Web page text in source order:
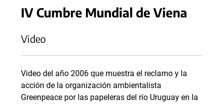
IV Cumbre Mundial de Viena
Video
Video del año 2006 que muestra el reclamo y la
acción de la organización ambientalista
Greenpeace por las papeleras del río Uruguay en la